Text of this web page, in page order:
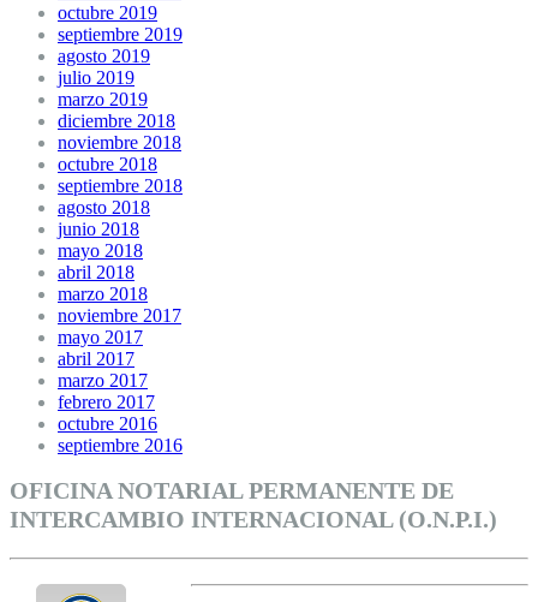
octubre 2019
septiembre 2019
agosto 2019
julio 2019
marzo 2019
diciembre 2018
noviembre 2018
octubre 2018
septiembre 2018
agosto 2018
junio 2018
mayo 2018
abril 2018
marzo 2018
noviembre 2017
mayo 2017
abril 2017
marzo 2017
febrero 2017
octubre 2016
septiembre 2016
OFICINA NOTARIAL PERMANENTE DE
INTERCAMBIO INTERNACIONAL (O.N.P.I.)